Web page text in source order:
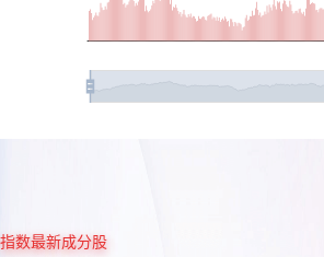
指数最新成分股